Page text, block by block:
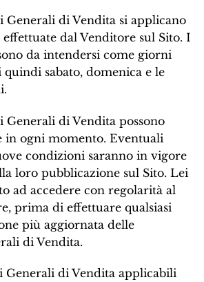
Generali di Vendita si applicano
dal Venditore sul Sito. I
da intendersi come giorni
sabato, domenica e le
Generali di Vendita possono
in ogni momento. Eventuali
condizioni saranno in vigore
loro pubblicazione sul Sito. Lei
ad accedere con regolarità al
prima di effettuare qualsiasi
più aggiornata delle
di Vendita.
Generali di Vendita applicabili